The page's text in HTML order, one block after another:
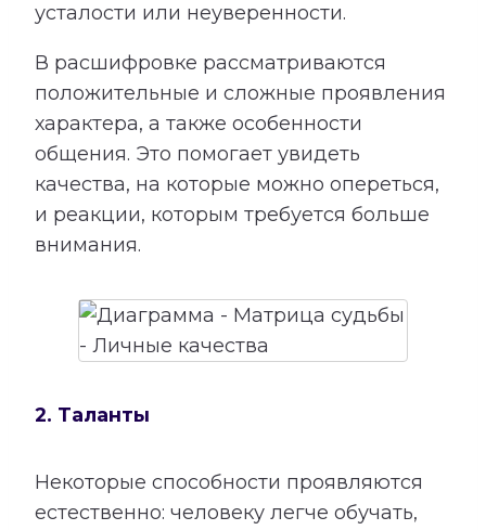
усталости или неуверенности.
В расшифровке рассматриваются
положительные и сложные проявления
характера, а также особенности
общения. Это помогает увидеть
качества, на которые можно опереться,
и реакции, которым требуется больше
внимания.
2. Таланты
Некоторые способности проявляются
естественно: человеку легче обучать,